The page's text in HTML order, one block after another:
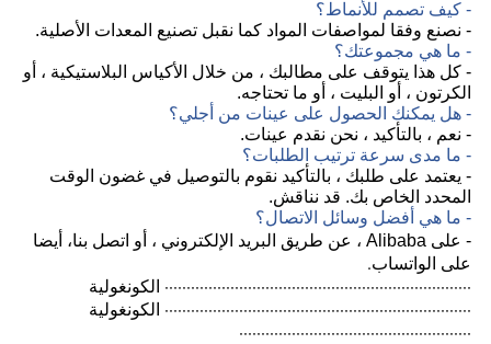
- كيف تصمم للأنماط؟
- نصنع وفقا لمواصفات المواد كما نقبل تصنيع المعدات الأصلية.
- ما هي مجموعتك؟
- كل هذا يتوقف على مطالبك ، من خلال الأكياس البلاستيكية ، أو
الكرتون ، أو البليت ، أو ما تحتاجه.
- هل يمكنك الحصول على عينات من أجلي؟
- نعم ، بالتأكيد ، نحن نقدم عينات.
- ما مدى سرعة ترتيب الطلبات؟
- يعتمد على طلبك ، بالتأكيد نقوم بالتوصيل في غضون الوقت
المحدد الخاص بك. قد نناقش.
- ما هي أفضل وسائل الاتصال؟
- على Alibaba ، عن طريق البريد الإلكتروني ، أو اتصل بنا
، أيضا
على الواتساب.
······································································ الكونغولية
······································································ الكونغولية
·····················································